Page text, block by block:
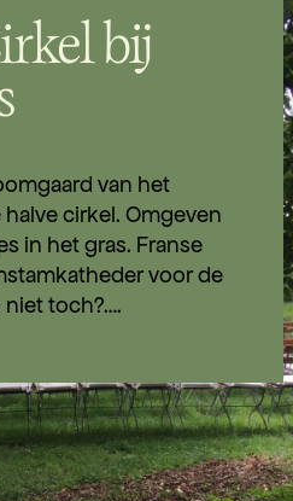
bij
van het
cirkel. Omgeven
in het gras. Franse
voor de
niet toch?….